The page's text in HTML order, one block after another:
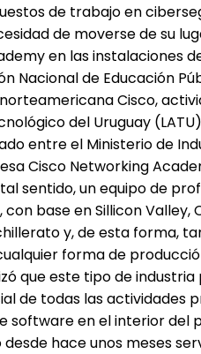
de trabajo en
de moverse de su
en las instalaciones
Nacional de Educación
Cisco,
del Uruguay
entre el Ministerio de
Cisco Networking
sentido, un equipo de
con base en Sillicon
y, de esta forma,
forma de
que este tipo de
de todas las actividades
software en el interior del
hace unos meses